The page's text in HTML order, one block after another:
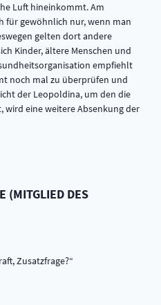
Luft hineinkommt. Am
für gewöhnlich nur, wenn man
gelten dort andere
Kinder, ältere Menschen und
empfiehlt
noch mal zu überprüfen und
der Leopoldina, um den die
wird eine weitere Absenkung der
(MITGLIED DES
Zusatzfrage?